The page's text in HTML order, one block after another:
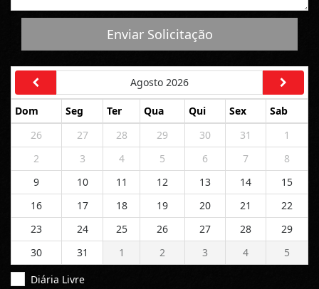
Enviar Solicitação
Agosto 2026
Dom Seg Ter Qua Qui Sex
Sab
26
27 28 29 30 31
1
2
3 4 5 6 7
8
9
10 11 12 13 14
15
16
17 18 19 20 21
22
23
24 25 26 27 28
29
30
31 1 2 3 4
5
Diária Livre